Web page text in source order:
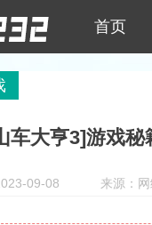
首页
车大亨3]游戏秘
09-08 来源：网